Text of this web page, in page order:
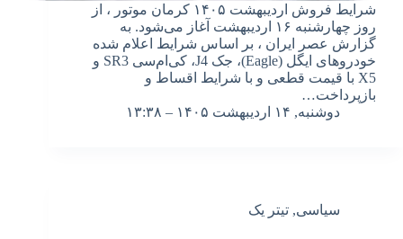
شرایط فروش اردیبهشت ۱۴۰۵ کرمان موتور ، از
روز چهارشنبه ۱۶ اردیبهشت آغاز می‌شود. به
گزارش عصر ایران ، بر اساس شرایط اعلام شده
خودروهای ایگل (Eagle)، جک J4، کی‌ام‌سی SR3 و
X5 با قیمت قطعی و با شرایط اقساط و
بازپرداخت…
دوشنبه, ۱۴ اردیبهشت ۱۴۰۵ – ۱۳:۳۸
سیاسی, تیتر یک